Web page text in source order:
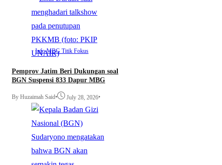
Info MBG Titik Fokus
Pemprov Jatim Beri Dukungan soal
BGN Suspensi 833 Dapur MBG
By Huzaimah Said• July 28, 2026•